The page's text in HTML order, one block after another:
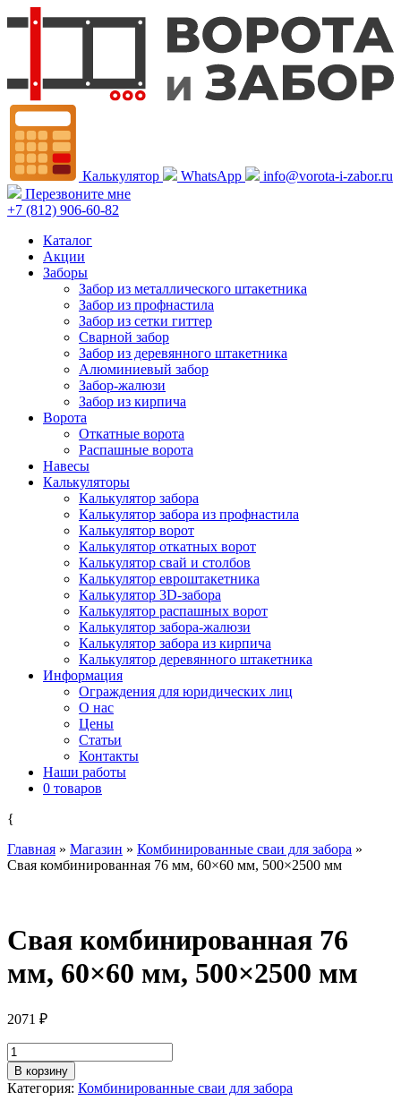
Калькулятор WhatsApp
info@vorota-i-zabor.ru
Перезвоните мне
+7 (812) 906-60-82
Каталог
Акции
Заборы
Забор из металлического штакетника
Забор из профнастила
Забор из сетки гиттер
Сварной забор
Забор из деревянного штакетника
Алюминиевый забор
Забор-жалюзи
Забор из кирпича
Ворота
Откатные ворота
Распашные ворота
Навесы
Калькуляторы
Калькулятор забора
Калькулятор забора из профнастила
Калькулятор ворот
Калькулятор откатных ворот
Калькулятор свай и столбов
Калькулятор евроштакетника
Калькулятор 3D-забора
Калькулятор распашных ворот
Калькулятор забора-жалюзи
Калькулятор забора из кирпича
Калькулятор деревянного штакетника
Информация
Ограждения для юридических лиц
О нас
Цены
Статьи
Контакты
Наши работы
0 товаров
{
Главная » Магазин » Комбинированные сваи для забора »
Свая комбинированная 76 мм, 60×60 мм, 500×2500 мм
Свая комбинированная 76
мм, 60×60 мм, 500×2500 мм
2071 ₽
Количество
товара
Свая
комбинированная
В корзину
Категория: Комбинированные сваи для забора